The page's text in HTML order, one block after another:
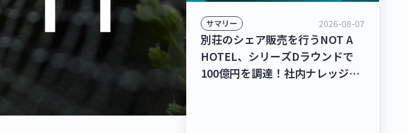
サマリー 2026-08-07
別荘のシェア販売を行うNOT A
HOTEL、シリーズDラウンドで
100億円を調達！社内ナレッジの